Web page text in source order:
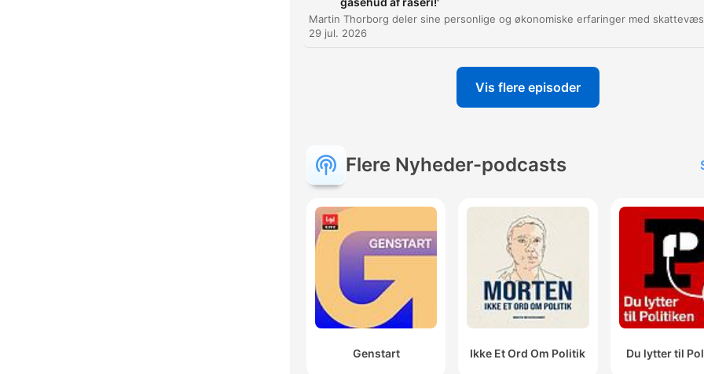
udskamningen af enkeltpersoner i debatten.
muligvis 63 procent af de europæiske våbenindkøb,
Hvor indkøber vi det? I USA, og alt kræver
som Europa har af amerikansk teknologi og software.
naturligvis, og det er der ingen militærekspert, der vil
bestride.
00:21:03 · Der argumenteres for, at en amerikansk invasion af
Grønland var en reel militær mulighed, som man har måttet
højde for.
for en situation, vi har med USA, så er det jo rigtigt,
29 jul. 2026
Vis flere episoder
Flere Nyheder-podcasts
Genstart Ikke Et Ord Om Politik Du lytter til